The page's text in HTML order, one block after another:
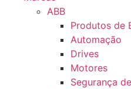
ABB
Produtos de
Automação
Drives
Motores
Segurança